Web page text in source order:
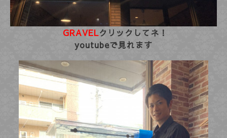
GRAVELクリックしてネ！
youtubeで見れます